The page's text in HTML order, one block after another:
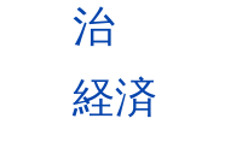
治
経済